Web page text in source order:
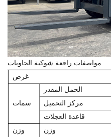
مواصفات رافعة شوكية الحاويات
غرض
سمات
الحمل المقدر
مركز التحميل
قاعدة العجلات
وزن
وزن